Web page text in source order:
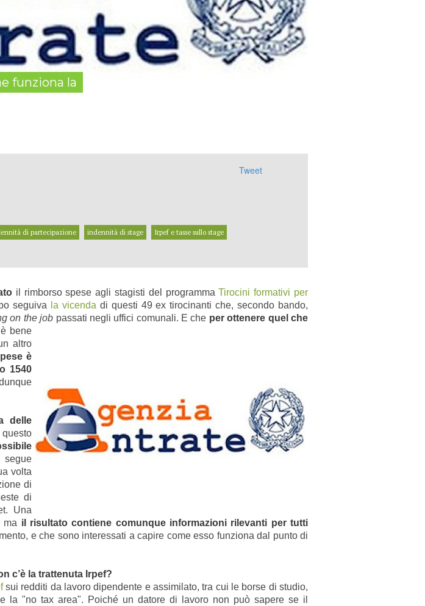
funziona la
di partecipazione indennità di stage
Irpef e tasse sullo stage
Tweet
il rimborso spese agli stagisti del programmaTirocini formativi per
seguiva la vicenda di questi 49 ex tirocinanti che, secondo bando,
on the job passati negli uffici comunali. E che per ottenere quel che
bene
altro
è
1540
delle
volta
di
di
Una
ma il risultato contiene comunque informazioni rilevanti per tutti
e che sono interessati a capire come esso funziona dal punto di
c’è la trattenuta Irpef?
sui redditi da lavoro dipendente e assimilato, tra cui le borse di studio,
"no tax area". Poiché un datore di lavoro non può sapere se il